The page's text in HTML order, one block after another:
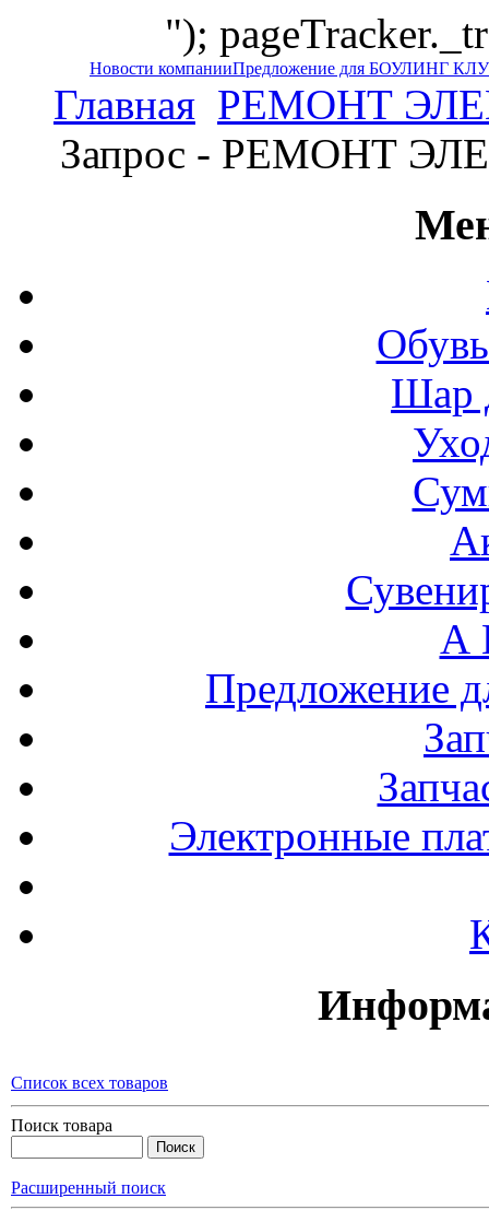
");
Новости компанииПредложение для БОУЛИНГ
Главная РЕМОНТ
Запрос - РЕМОНТ
Шар
А
Электронные
Список всех товаров
Поиск товара
Расширенный поиск